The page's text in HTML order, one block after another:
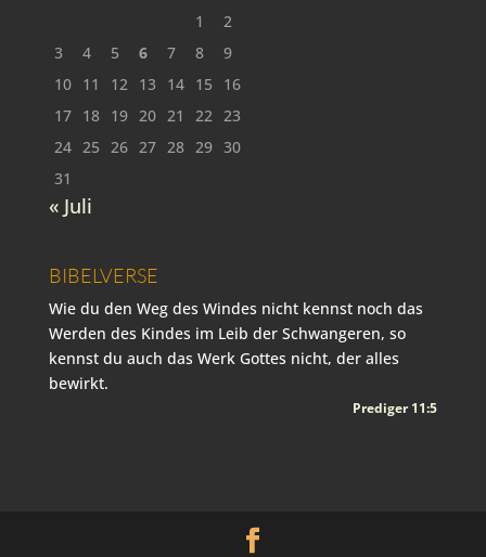
1
2
3
4 5 6 7 8
9
10 11 12 13 14 15
16
17 18 19 20 21 22 23
24 25 26 27 28 29 30
31
« Juli
BIBELVERSE
Wie du den Weg des Windes nicht kennst noch das
Werden des Kindes im Leib der Schwangeren, so
kennst du auch das Werk Gottes nicht, der alles
bewirkt.
Prediger 11:5